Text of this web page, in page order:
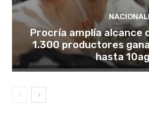
Procría amplía alcance
1.300 productores
hasta